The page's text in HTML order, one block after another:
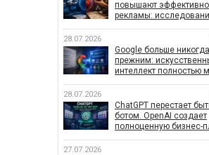
повышают
рекламы:
влияет на
кампаний
28.07.2026
Google больше
прежним:
интеллект полностью
28.07.2026
ChatGPT перестает
ботом. OpenAI создает
полноценную бизнес-
27.07.2026